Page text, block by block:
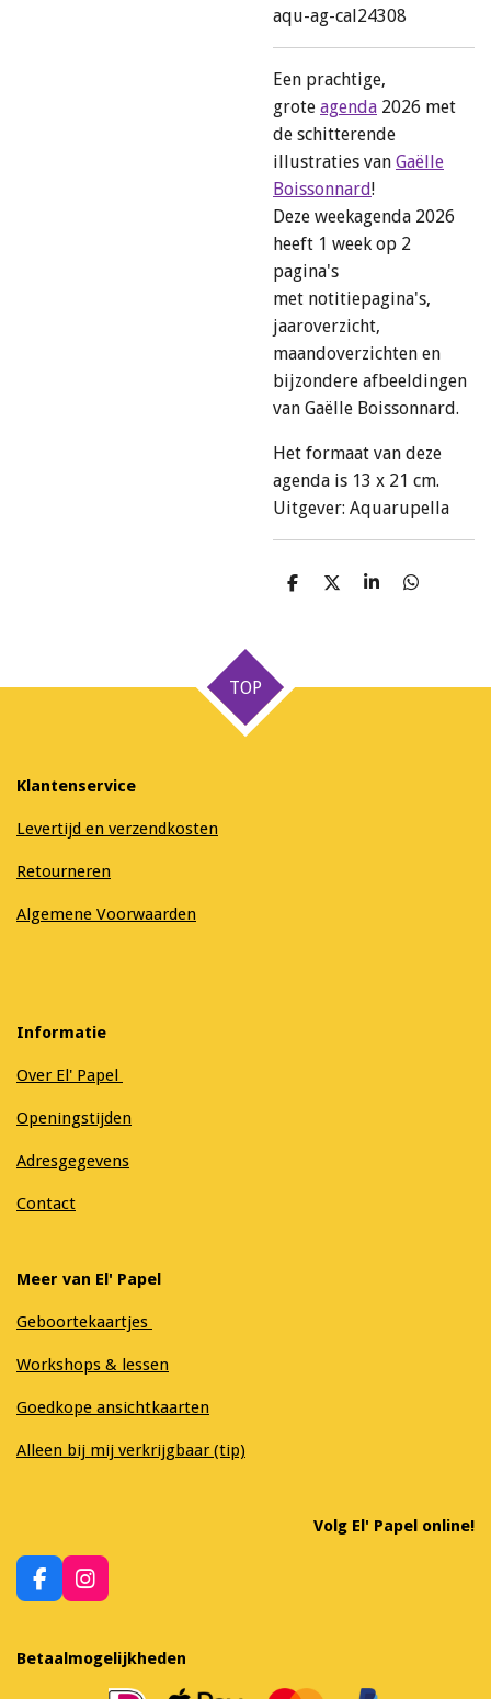
aqu-ag-cal24308
Een prachtige,
grote agenda 2026 met
de schitterende
illustraties van Gaëlle
Boissonnard!
Deze weekagenda 2026
heeft 1 week op 2
pagina's
met notitiepagina's,
jaaroverzicht,
maandoverzichten en
bijzondere afbeeldingen
van Gaëlle Boissonnard.
Het formaat van deze
agenda is 13 x 21 cm.
Uitgever: Aquarupella
D
D
S
D
TOP
Klantenservice
Levertijd en verzendkosten
Retourneren
Algemene Voorwaarden
Informatie
Over El' Papel
Openingstijden
Adresgegevens
Contact
Meer van El' Papel
Geboortekaartjes
Workshops & lessen
Goedkope ansichtkaarten
Alleen bij mij verkrijgbaar (tip)
Volg El' Papel online!
F
a
e
b
I
n
a
Betaalmogelijkheden